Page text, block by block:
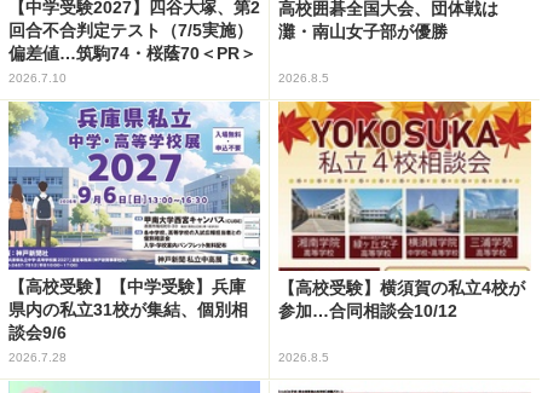
【中学受験2027】四谷大塚、第2
回合不合判定テスト（7/5実施）
偏差値…筑駒74・桜蔭70＜PR＞
2026.7.10
高校囲碁全国大会、団体戦は
灘・南山女子部が優勝
2026.8.5
【高校受験】【中学受験】兵庫
県内の私立31校が集結、個別相
談会9/6
2026.7.28
【高校受験】横須賀の私立4校が
参加…合同相談会10/12
2026.8.5